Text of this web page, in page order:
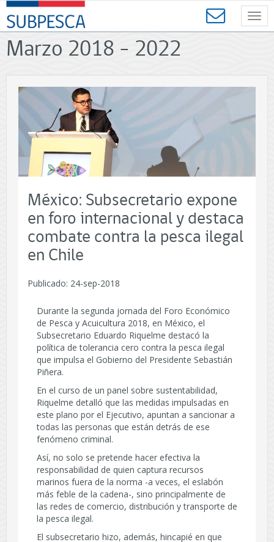
Contenido
principal
SUBPESCA
-
Subsecretaría
de
Acuicultura
Chile
Marzo 2018 - 2022
México: Subsecretario expone
en foro internacional y destaca
combate contra la pesca ilegal
en Chile
Publicado: 24-sep-2018
Durante la segunda jornada del Foro Económico
de Pesca y Acuicultura 2018, en México, el
Subsecretario Eduardo Riquelme destacó la
política de tolerancia cero contra la pesca ilegal
que impulsa el Gobierno del Presidente Sebastián
Piñera.
En el curso de un panel sobre sustentabilidad,
Riquelme detalló que las medidas impulsadas en
este plano por el Ejecutivo, apuntan a sancionar a
todas las personas que están detrás de ese
fenómeno criminal.
Así, no solo se pretende hacer efectiva la
responsabilidad de quien captura recursos
marinos fuera de la norma -a veces, el eslabón
más feble de la cadena-, sino principalmente de
las redes de comercio, distribución y transporte de
la pesca ilegal.
El subsecretario hizo, además, hincapié en que